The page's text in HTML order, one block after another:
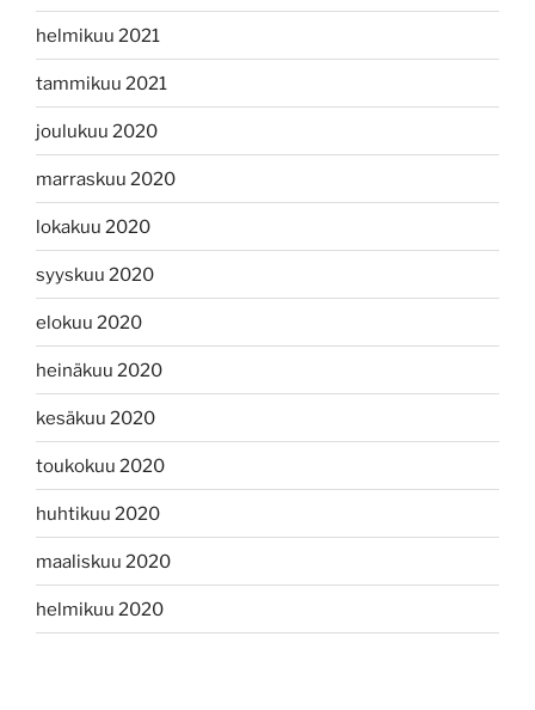
helmikuu 2021
tammikuu 2021
joulukuu 2020
marraskuu 2020
lokakuu 2020
syyskuu 2020
elokuu 2020
heinäkuu 2020
kesäkuu 2020
toukokuu 2020
huhtikuu 2020
maaliskuu 2020
helmikuu 2020